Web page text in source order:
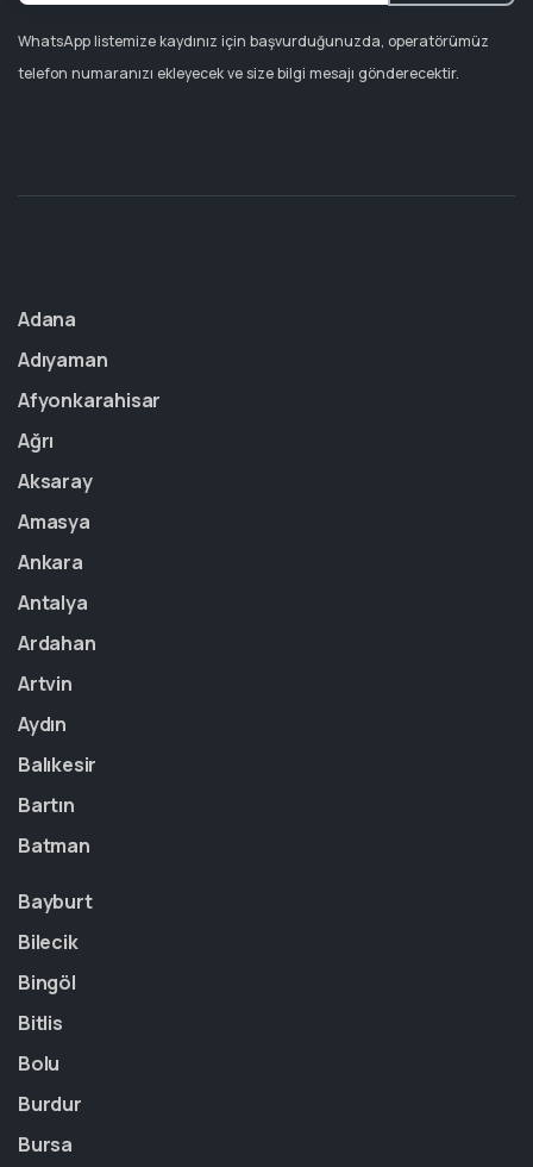
WhatsApp listemize kaydınız için başvurduğunuzda, operatörümüz
telefon numaranızı ekleyecek ve size bilgi mesajı gönderecektir.
Adana
Adıyaman
Afyonkarahisar
Ağrı
Aksaray
Amasya
Ankara
Antalya
Ardahan
Artvin
Aydın
Balıkesir
Bartın
Batman
Bayburt
Bilecik
Bingöl
Bitlis
Bolu
Burdur
Bursa